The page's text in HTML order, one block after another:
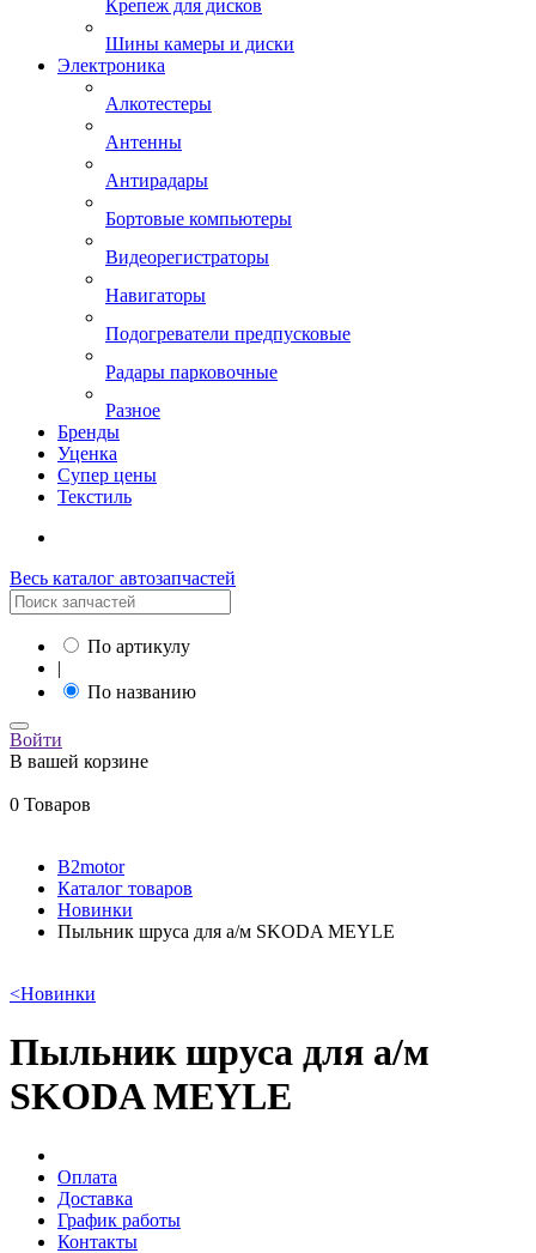
Крепеж для дисков
Шины камеры и диски
Электроника
Алкотестеры
Антенны
Антирадары
Бортовые компьютеры
Видеорегистраторы
Навигаторы
Подогреватели предпусковые
Радары парковочные
Разное
Бренды
Уценка
Супер цены
Текстиль
Весь каталог автозапчастей
По артикулу
|
По названию
Войти
В вашей корзине
0 Товаров
B2motor
Каталог товаров
Новинки
Пыльник шруса для а/м SKODA MEYLE
<Новинки
Пыльник шруса для а/м
SKODA MEYLE
Оплата
Доставка
График работы
Контакты